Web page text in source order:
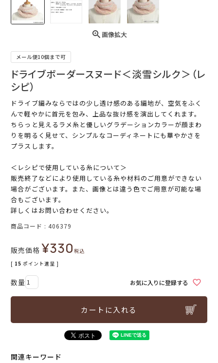
画像拡大
メール便10個まで可
ドライブボーダースヌード＜淡雪シルク＞（レ
シピ）
ドライブ編みならではの少し透け感のある編地が、空気をふく
んで軽やかに首元を包み、上品な抜け感を演出してくれます。
ちらっと見えるラメ糸と優しいグラデーションカラーが顔まわ
りを明るく見せて、シンプルなコーディネートにも華やかさを
プラスします。
＜レシピで使用している糸について＞
販売終了などにより使用している糸や材料のご用意ができない
場合がございます。また、画像とは違う色でご用意が可能な場
合もございます。
詳しくはお問い合わせください。
商品コード 406379
販売価格 ¥330税込
[ 15 ポイント進呈 ]
お気に入りに登録する
カートに入れる
関連キーワード